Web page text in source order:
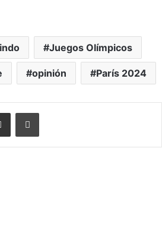
Juegos Olímpicos
opinión París 2024